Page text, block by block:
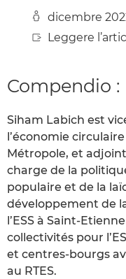
dicembre
Leggere
Compendio :
Siham Labich est
l’économie
Métropole, et
charge de la
populaire et de la
développement de
l’ESS à Saint-
collectivités pour
et centres-bourgs
au RTES.